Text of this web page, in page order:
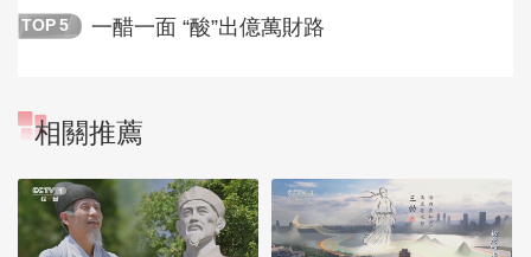
TOP 5 一醋一面 “酸”出億萬財路
相關推薦